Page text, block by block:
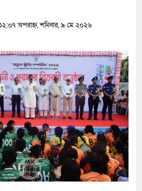
অপরাহ্ন, শনিবার, ৯ মে ২০২৬